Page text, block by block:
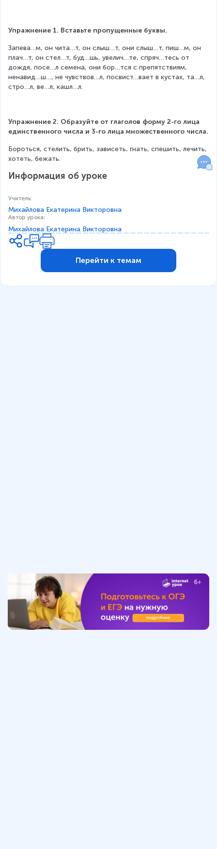
Упражнение 1. Вставьте пропущенные буквы.
Запева…м, он чита…т, он слыш…т, они слыш…т, пиш…м, он
плач…т, он стел…т, буд…шь, увелич…те, спряч…тесь от
дождя, посе…л семена, они бор…тся с препятствиям,
ненавид…ш…, не чувствов…л, посвист…вает в кустах, та…л,
стро…л, ве…л, кашл…л.
Упражнение 2. Образуйте от глаголов форму 2-го лица
единственного числа и 3-го лица множественного числа.
Бороться, стелить, брить, зависеть, гнать, спешить, лечить,
хотеть, бежать.
Информация об уроке
Учитель:
Михайлова Екатерина Викторовна
Автор урока:
Михайлова Екатерина Викторовна
Перейти к темам